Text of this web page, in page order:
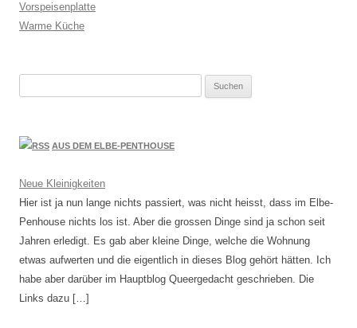
Vorspeisenplatte
Warme Küche
AUS DEM ELBE-PENTHOUSE
Neue Kleinigkeiten
Hier ist ja nun lange nichts passiert, was nicht heisst, dass im Elbe-
Penhouse nichts los ist. Aber die grossen Dinge sind ja schon seit
Jahren erledigt. Es gab aber kleine Dinge, welche die Wohnung
etwas aufwerten und die eigentlich in dieses Blog gehört hätten. Ich
habe aber darüber im Hauptblog Queergedacht geschrieben. Die
Links dazu […]